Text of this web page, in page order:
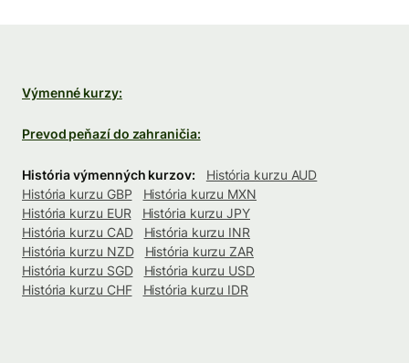
Výmenné kurzy:
Prevod peňazí do zahraničia:
História výmenných kurzov:
História kurzu AUD
História kurzu GBP
História kurzu MXN
História kurzu EUR
História kurzu JPY
História kurzu CAD
História kurzu INR
História kurzu NZD
História kurzu ZAR
História kurzu SGD
História kurzu USD
História kurzu CHF
História kurzu IDR